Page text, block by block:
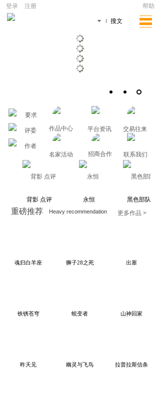
帮助
登录 注册
要求
作品中心
交易往来
平台资讯
评委
作者
招商合作
联系我们
名家活动
背影 点评 永恒 黑色部队
重磅推荐 Heavy recommendation 更多作品 >
魂归白羊座 狮子28之死 出塞
铁锈苍穹 蜕变者 山神回家
昨天见 幽灵与飞鸟 拉普拉斯信条
搜文